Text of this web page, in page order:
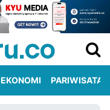
EKONOMI PARIWISATA